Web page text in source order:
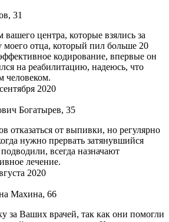
31
центра, которые взялись за
моего отца, который пил больше 20
кодирование, впервые он
на реабилитацию, надеюсь, что
человеком.
2020
Богатырев, 35
отказаться от выпивки, но регулярно
нужно прервать затянувшийся
всегда назначают
лечение.
2020
Махина, 66
за Ваших врачей, так как они помогли